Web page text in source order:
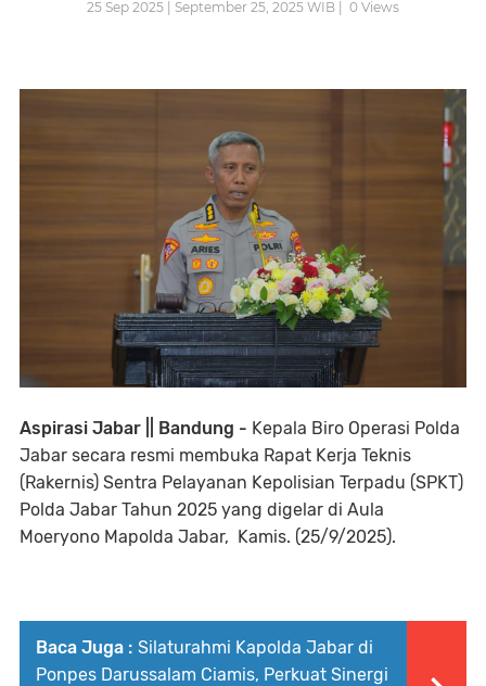
25 Sep 2025 | September 25, 2025 WIB | 0 Views
Aspirasi Jabar || Bandung - Kepala Biro Operasi Polda
Jabar secara resmi membuka Rapat Kerja Teknis
(Rakernis) Sentra Pelayanan Kepolisian Terpadu (SPKT)
Polda Jabar Tahun 2025 yang digelar di Aula
Moeryono Mapolda Jabar, Kamis. (25/9/2025).
Baca Juga : Silaturahmi Kapolda Jabar di
Ponpes Darussalam Ciamis, Perkuat Sinergi